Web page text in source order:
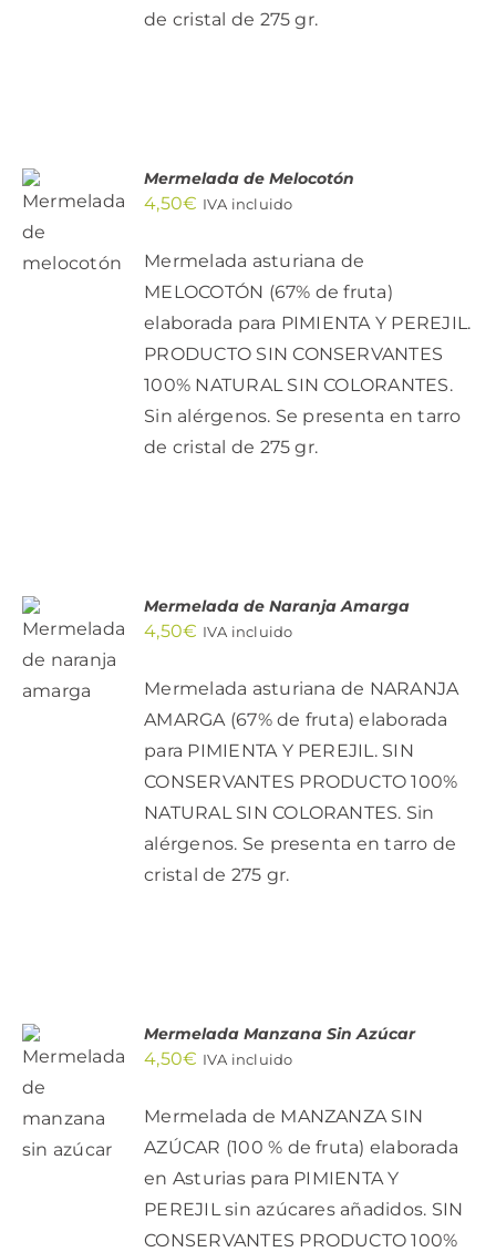
de cristal de 275 gr.
AL
DETALLES
Mermelada de Melocotón
4,50€ IVA incluido
Mermelada asturiana de
MELOCOTÓN (67% de fruta)
elaborada para PIMIENTA Y PEREJIL.
PRODUCTO SIN CONSERVANTES
100% NATURAL SIN COLORANTES.
Sin alérgenos. Se presenta en tarro
de cristal de 275 gr.
AL
CARRITO
DETALLES
Mermelada de Naranja Amarga
4,50€ IVA incluido
Mermelada asturiana de NARANJA
AMARGA (67% de fruta) elaborada
para PIMIENTA Y PEREJIL. SIN
CONSERVANTES PRODUCTO 100%
NATURAL SIN COLORANTES. Sin
alérgenos. Se presenta en tarro de
cristal de 275 gr.
AÑADIR
/
DETALLES
Mermelada Manzana Sin Azúcar
4,50€ IVA incluido
Mermelada de MANZANZA SIN
AZÚCAR (100 % de fruta) elaborada
en Asturias para PIMIENTA Y
PEREJIL sin azúcares añadidos. SIN
CONSERVANTES PRODUCTO 100%